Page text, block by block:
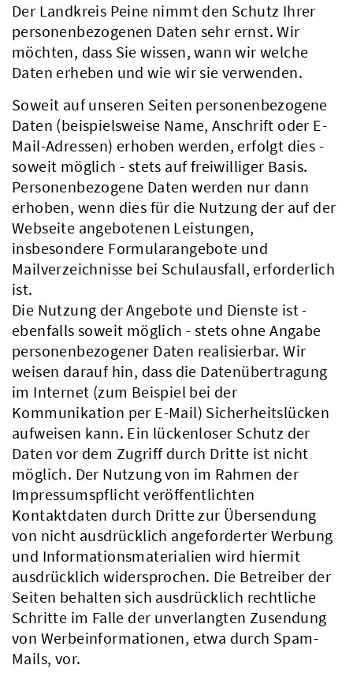
Der Landkreis Peine nimmt den Schutz Ihrer
personenbezogenen Daten sehr ernst. Wir
möchten, dass Sie wissen, wann wir welche
Daten erheben und wie wir sie verwenden.
Soweit auf unseren Seiten personenbezogene
Daten (beispielsweise Name, Anschrift oder E-
Mail-Adressen) erhoben werden, erfolgt dies -
soweit möglich - stets auf freiwilliger Basis.
Personenbezogene Daten werden nur dann
erhoben, wenn dies für die Nutzung der auf der
Webseite angebotenen Leistungen,
insbesondere Formularangebote und
Mailverzeichnisse bei Schulausfall, erforderlich
ist.
Die Nutzung der Angebote und Dienste ist -
ebenfalls soweit möglich - stets ohne Angabe
personenbezogener Daten realisierbar. Wir
weisen darauf hin, dass die Datenübertragung
im Internet (zum Beispiel bei der
Kommunikation per E-Mail) Sicherheitslücken
aufweisen kann. Ein lückenloser Schutz der
Daten vor dem Zugriff durch Dritte ist nicht
möglich. Der Nutzung von im Rahmen der
Impressumspflicht veröffentlichten
Kontaktdaten durch Dritte zur Übersendung
von nicht ausdrücklich angeforderter Werbung
und Informationsmaterialien wird hiermit
ausdrücklich widersprochen. Die Betreiber der
Seiten behalten sich ausdrücklich rechtliche
Schritte im Falle der unverlangten Zusendung
von Werbeinformationen, etwa durch Spam-
Mails, vor.